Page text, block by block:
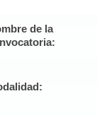
de la